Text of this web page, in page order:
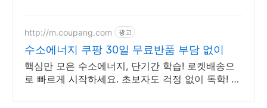
http://m.coupang.com 광고
수소에너지 쿠팡 30일 무료반품 부담 없이
핵심만 모은 수소에너지, 단기간 학습! 로켓배송으
로 빠르게 시작하세요. 초보자도 걱정 없이 독학! 와